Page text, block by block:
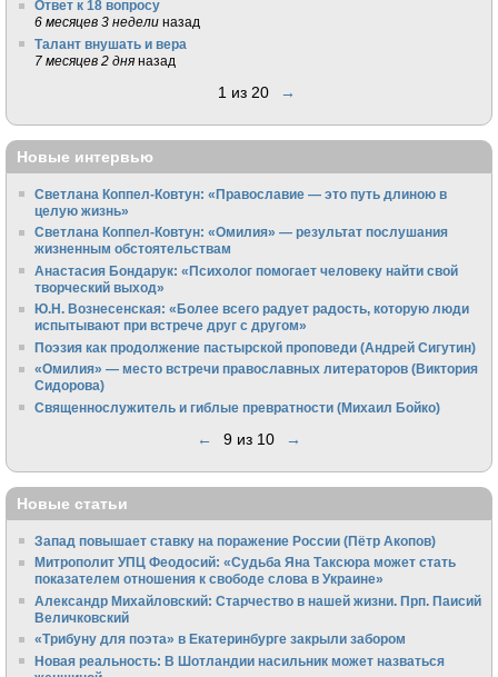
Ответ к 18 вопросу
6 месяцев 3 недели назад
Талант внушать и вера
7 месяцев 2 дня назад
1 из 20 →
Новые интервью
Светлана Коппел-Ковтун: «Православие — это путь длиною в
целую жизнь»
Светлана Коппел-Ковтун: «Омилия» — результат послушания
жизненным обстоятельствам
Анастасия Бондарук: «Психолог помогает человеку найти свой
творческий выход»
Ю.Н. Вознесенская: «Более всего радует радость, которую люди
испытывают при встрече друг с другом»
Поэзия как продолжение пастырской проповеди (Андрей Сигутин)
«Омилия» — место встречи православных литераторов (Виктория
Сидорова)
Священнослужитель и гиблые превратности (Михаил Бойко)
← 9 из 10 →
Новые статьи
Запад повышает ставку на поражение России (Пётр Акопов)
Митрополит УПЦ Феодосий: «Судьба Яна Таксюра может стать
показателем отношения к свободе слова в Украине»
Алек­сандр Михайловский: Старчество в нашей жизни. Прп. Паисий
Величковский
«Трибуну для поэта» в Екатеринбурге закрыли забором
Новая реальность: В Шотландии насильник может назваться